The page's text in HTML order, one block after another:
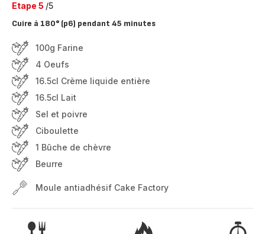
Etape 5 /5
Cuire à 180° (p6) pendant 45 minutes
100g Farine
4 Oeufs
16.5cl Crème liquide entière
16.5cl Lait
Sel et poivre
Ciboulette
1 Bûche de chèvre
Beurre
Moule antiadhésif Cake Factory